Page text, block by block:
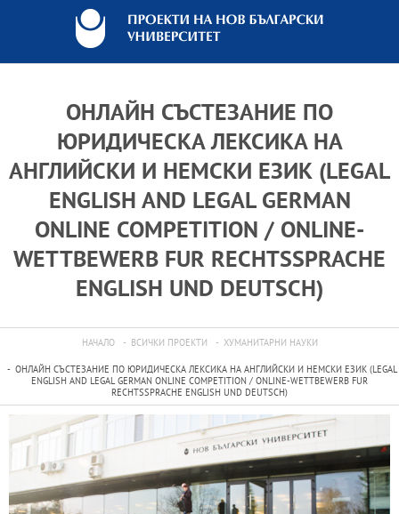
ОНЛАЙН СЪСТЕЗАНИЕ ПО
ЮРИДИЧЕСКА ЛЕКСИКА НА
АНГЛИЙСКИ И НЕМСКИ ЕЗИК (LEGAL
ENGLISH AND LEGAL GERMAN
ONLINE COMPETITION / ONLINE-
WETTBEWERB FUR RECHTSSPRACHE
ENGLISH UND DEUTSCH)
НАЧАЛО ВСИЧКИ ПРОЕКТИ ХУМАНИТАРНИ НАУКИ
ОНЛАЙН СЪСТЕЗАНИЕ ПО ЮРИДИЧЕСКА ЛЕКСИКА НА АНГЛИЙСКИ И НЕМСКИ ЕЗИК (LEGAL
ENGLISH AND LEGAL GERMAN ONLINE COMPETITION / ONLINE-WETTBEWERB FUR
RECHTSSPRACHE ENGLISH UND DEUTSCH)